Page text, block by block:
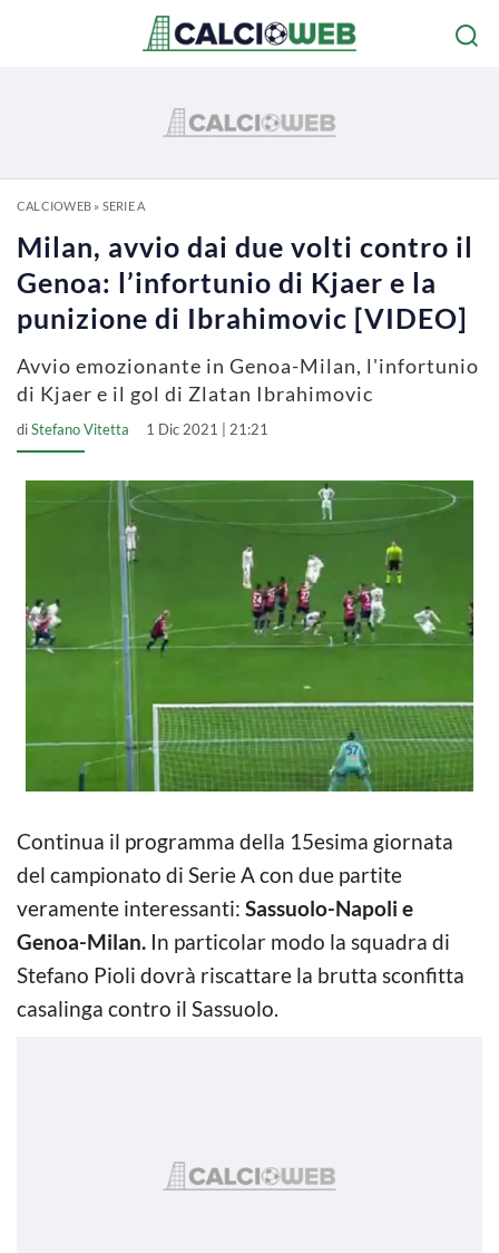
CALCIOWEB» SERIE A
Milan, avvio dai due volti contro il
Genoa: l’infortunio di Kjaer e la
punizione di Ibrahimovic [VIDEO]
Avvio emozionante in Genoa-Milan, l'infortunio
di Kjaer e il gol di Zlatan Ibrahimovic
diStefano Vitetta 1 Dic 2021 | 21:21
Continua il programma della 15esima giornata
del campionato di Serie A con due partite
veramente interessanti: Sassuolo-Napoli e
Genoa-Milan. In particolar modo la squadra di
Stefano Pioli dovrà riscattare la brutta sconfitta
casalinga contro il Sassuolo.